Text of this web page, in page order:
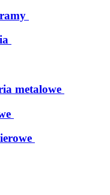
metalowe